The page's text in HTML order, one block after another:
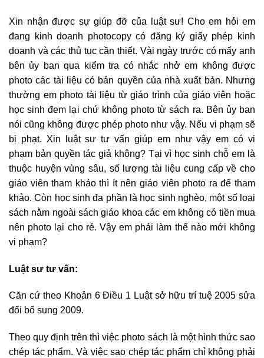
Xin nhận được sự giúp đỡ của luật sư! Cho em hỏi em
đang kinh doanh photocopy có đăng ký giấy phép kinh
doanh và các thủ tục cần thiết. Vài ngày trước có mấy anh
bên ủy ban qua kiểm tra có nhắc nhở em không được
photo các tài liệu có bản quyền của nhà xuất bản. Nhưng
thường em photo tài liệu từ giáo trình của giáo viên hoặc
học sinh đem lại chứ không photo từ sách ra. Bên ủy ban
nói cũng không được phép photo như vậy. Nếu vi phạm sẽ
bị phạt. Xin luật sư tư vấn giúp em như vậy em có vi
phạm bản quyền tác giả không? Tại vì học sinh chỗ em là
thuộc huyện vùng sâu, số lượng tài liệu cung cấp về cho
giáo viên tham khảo thì ít nên giáo viên photo ra để tham
khảo. Còn học sinh đa phần là học sinh nghèo, một số loại
sách nằm ngoài sách giáo khoa các em không có tiền mua
nên photo lại cho rẻ. Vậy em phải làm thế nào mới không
vi phạm?
Luật sư tư vấn:
Căn cứ theo Khoản 6 Điều 1 Luật sở hữu trí tuệ 2005 sửa
đổi bổ sung 2009.
Theo quy định trên thì việc photo sách là một hình thức sao
chép tác phẩm. Và việc sao chép tác phẩm chỉ không phải